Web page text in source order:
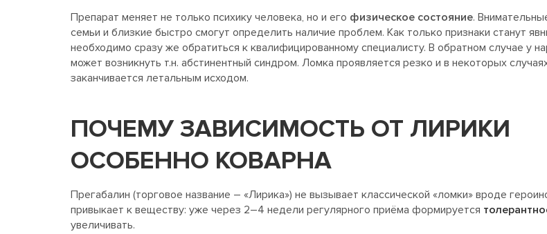
Препарат меняет не только психику человека, но и его физическое состояние.
семьи и близкие быстро смогут определить наличие проблем. Как только признаки станут
необходимо сразу же обратиться к квалифицированному специалисту. В обратном случае у
может возникнуть т.н. абстинентный синдром. Ломка проявляется резко и в некоторых
заканчивается летальным исходом.
ПОЧЕМУ ЗАВИСИМОСТЬ ОТ ЛИРИКИ
ОСОБЕННО КОВАРНА
Прегабалин (торговое название – «Лирика») не вызывает классической «ломки» вроде
привыкает к веществу: уже через 2–4 недели регулярного приёма формируется
увеличивать.